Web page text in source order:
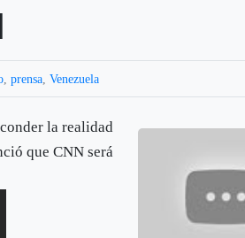
,prensa ,Venezuela
la realidad
que CNN será